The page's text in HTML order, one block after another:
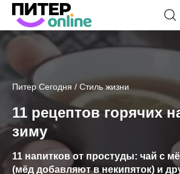
Питер Сегодня / Стиль жизни
11 рецептов горячих
зиму
11 напитков от простуды: чай с
(мёд добавляют в некипяток) и